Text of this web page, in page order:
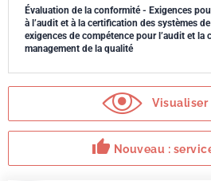
Évaluation de la conformité - Exigences
à l’audit et à la certification des systèmes
exigences de compétence pour l’audit et la
management de la qualité
thumb_up Nouveau :